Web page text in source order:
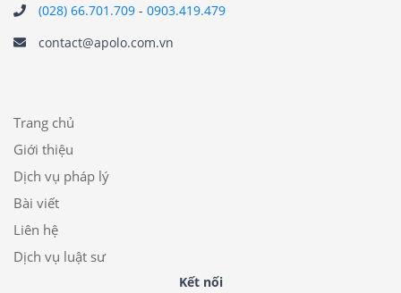
(028) 66.701.709 - 0903.419.479
contact@apolo.com.vn
Trang chủ
Giới thiệu
Dịch vụ pháp lý
Bài viết
Liên hệ
Dịch vụ luật sư
Kết nối